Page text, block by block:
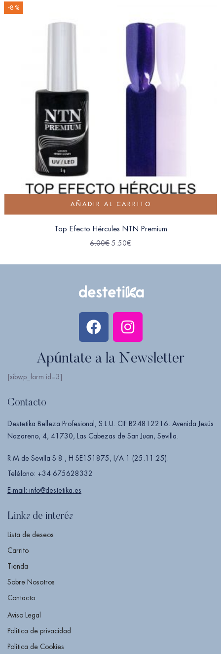
-8 %
AÑADIR AL CARRITO
Top Efecto Hércules NTN Premium
6.00€ 5.50€
Apúntate a la Newsletter
[sibwp_form id=3]
Contacto
Destetika Belleza Profesional, S.L.U. CIF B24812216. Avenida Jesús
Nazareno, 4, 41730, Las Cabezas de San Juan, Sevilla.
R.M de Sevilla S 8 , H SE151875, I/A 1 (25.11.25).
Teléfono: +34 675628332
E-mail: info@destetika.es
Links de interés
Lista de deseos
Carrito
Tienda
Sobre Nosotros
Contacto
Aviso Legal
Política de privacidad
Política de Cookies